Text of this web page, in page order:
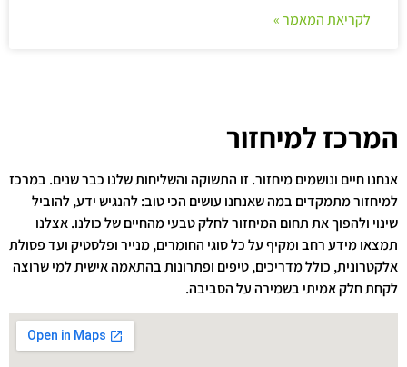
לקריאת המאמר »
המרכז למיחזור
אנחנו חיים ונושמים מיחזור. זו התשוקה והשליחות שלנו כבר שנים. במרכז
למיחזור מתמקדים במה שאנחנו עושים הכי טוב: להנגיש ידע, להוביל
שינוי ולהפוך את תחום המיחזור לחלק טבעי מהחיים של כולנו. אצלנו
תמצאו מידע רחב ומקיף על כל סוגי החומרים, מנייר ופלסטיק ועד פסולת
אלקטרונית, כולל מדריכים, טיפים ופתרונות בהתאמה אישית למי שרוצה
לקחת חלק אמיתי בשמירה על הסביבה.